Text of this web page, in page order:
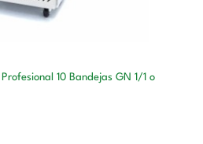
10 Bandejas GN 1/1 o